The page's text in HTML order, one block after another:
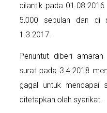
dilantik pada
5,000 sebulan dan di
1.3.2017.
Penuntut diberi
surat pada 3.4.2018
gagal untuk mencapai
ditetapkan oleh syarikat.